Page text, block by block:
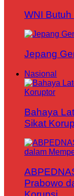
WNI
Jepang
Nasional
Bahaya
Sikat
Prabowo